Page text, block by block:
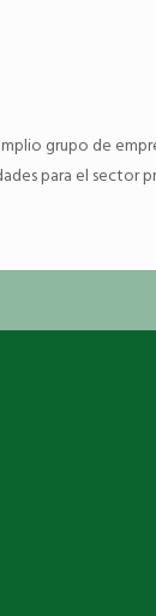
grupo de
para el sector